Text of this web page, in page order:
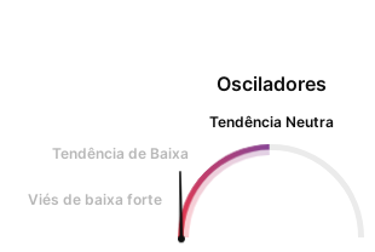
Osciladores
Tendência Neutra
Tendência de Baixa
Viés de baixa forte